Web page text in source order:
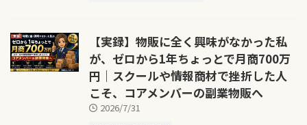
【実録】物販に全く興味がなかった私
が、ゼロから1年ちょっとで月商700万
円｜スクールや情報商材で挫折した人
こそ、コアメンバーの副業物販へ
2026/7/31